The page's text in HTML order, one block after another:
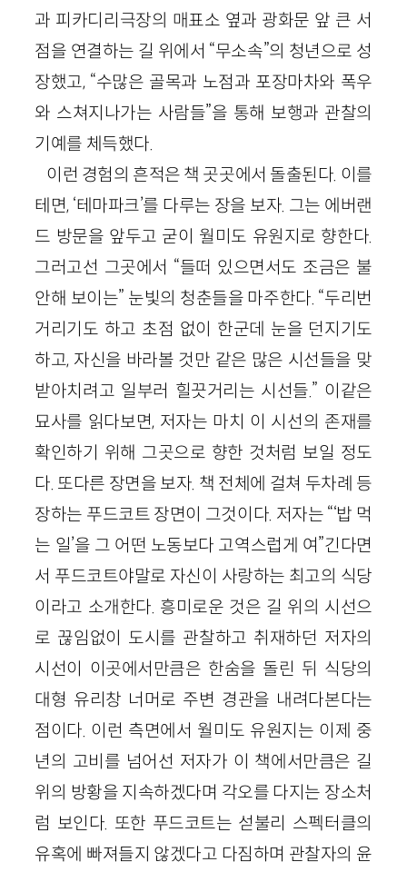
과 피카디리극장의 매표소 옆과 광화문 앞 큰 서
점을 연결하는 길 위에서 “무소속”의 청년으로 성
장했고, “수많은 골목과 노점과 포장마차와 폭우
와 스쳐지나가는 사람들”을 통해 보행과 관찰의
기예를 체득했다.
이런 경험의 흔적은 책 곳곳에서 돌출된다. 이를
테면, ‘테마파크’를 다루는 장을 보자. 그는 에버랜
드 방문을 앞두고 굳이 월미도 유원지로 향한다.
그러고선 그곳에서 “들떠 있으면서도 조금은 불
안해 보이는” 눈빛의 청춘들을 마주한다. “두리번
거리기도 하고 초점 없이 한군데 눈을 던지기도
하고, 자신을 바라볼 것만 같은 많은 시선들을 맞
받아치려고 일부러 힐끗거리는 시선들.” 이같은
묘사를 읽다보면, 저자는 마치 이 시선의 존재를
확인하기 위해 그곳으로 향한 것처럼 보일 정도
다. 또다른 장면을 보자. 책 전체에 걸쳐 두차례 등
장하는 푸드코트 장면이 그것이다. 저자는 “‘밥 먹
는 일’을 그 어떤 노동보다 고역스럽게 여”긴다면
서 푸드코트야말로 자신이 사랑하는 최고의 식당
이라고 소개한다. 흥미로운 것은 길 위의 시선으
로 끊임없이 도시를 관찰하고 취재하던 저자의
시선이 이곳에서만큼은 한숨을 돌린 뒤 식당의
대형 유리창 너머로 주변 경관을 내려다본다는
점이다. 이런 측면에서 월미도 유원지는 이제 중
년의 고비를 넘어선 저자가 이 책에서만큼은 길
위의 방황을 지속하겠다며 각오를 다지는 장소처
럼 보인다. 또한 푸드코트는 섣불리 스펙터클의
유혹에 빠져들지 않겠다고 다짐하며 관찰자의 윤